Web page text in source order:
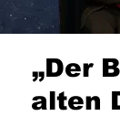
„Der
alten